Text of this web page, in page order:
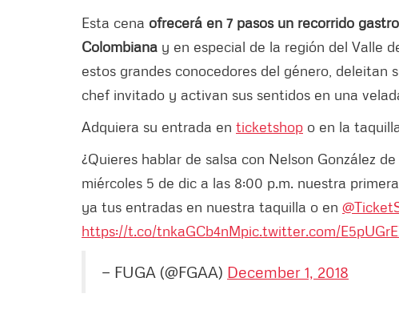
Esta cena ofrecerá en 7 pasos un recorrido
Colombiana y en especial de la región del Valle
estos grandes conocedores del género, deleitan
chef invitado y activan sus sentidos en una
Adquiera su entrada en ticketshop o en la
¿Quieres hablar de salsa con Nelson González
miércoles 5 de dic a las 8:00 p.m. nuestra
ya tus entradas en nuestra taquilla o en
https://t.co/tnkaGCb4nMpic.twitter.com/
— FUGA (@FGAA) December 1, 2018